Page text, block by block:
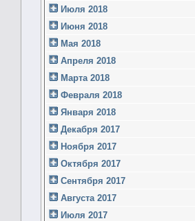
Июля 2018
Июня 2018
Мая 2018
Апреля 2018
Марта 2018
Февраля 2018
Января 2018
Декабря 2017
Ноября 2017
Октября 2017
Сентября 2017
Августа 2017
Июля 2017